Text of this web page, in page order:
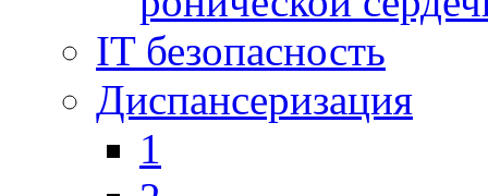
IT безопасность
Диспансеризация
1